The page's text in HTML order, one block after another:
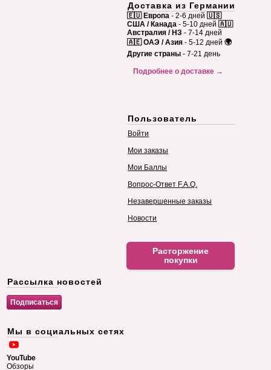
Доставка из Германии
🇪🇺 Европа - 2-6 дней 🇺🇸
США / Канада - 5-10 дней 🇦🇺
Австралия / НЗ - 7-14 дней
🇦🇪 ОАЭ / Азия - 5-12 дней 🌍
Другие страны - 7-21 день
Подробнее о доставке →
Пользователь
Войти
Мои заказы
Мои Баллы
Вопрос-Ответ F.A.Q.
Незавершенные заказы
Новости
Расторжение
покупки
Рассылка новостей
Мы в социальных сетях
YouTube
Обзоры